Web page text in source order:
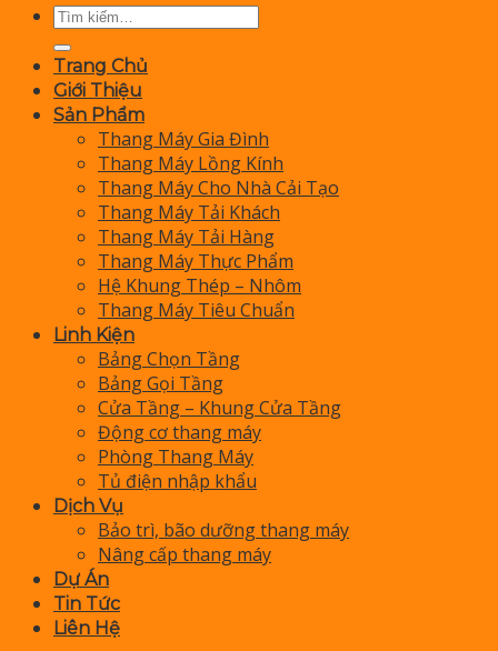
Tìm
kiếm:
Trang Chủ
Giới Thiệu
Sản Phẩm
Thang Máy Gia Đình
Thang Máy Lồng Kính
Thang Máy Cho Nhà Cải Tạo
Thang Máy Tải Khách
Thang Máy Tải Hàng
Thang Máy Thực Phẩm
Hệ Khung Thép – Nhôm
Thang Máy Tiêu Chuẩn
Linh Kiện
Bảng Chọn Tầng
Bảng Gọi Tầng
Cửa Tầng – Khung Cửa Tầng
Động cơ thang máy
Phòng Thang Máy
Tủ điện nhập khẩu
Dịch Vụ
Bảo trì, bão dưỡng thang máy
Nâng cấp thang máy
Dự Án
Tin Tức
Liên Hệ